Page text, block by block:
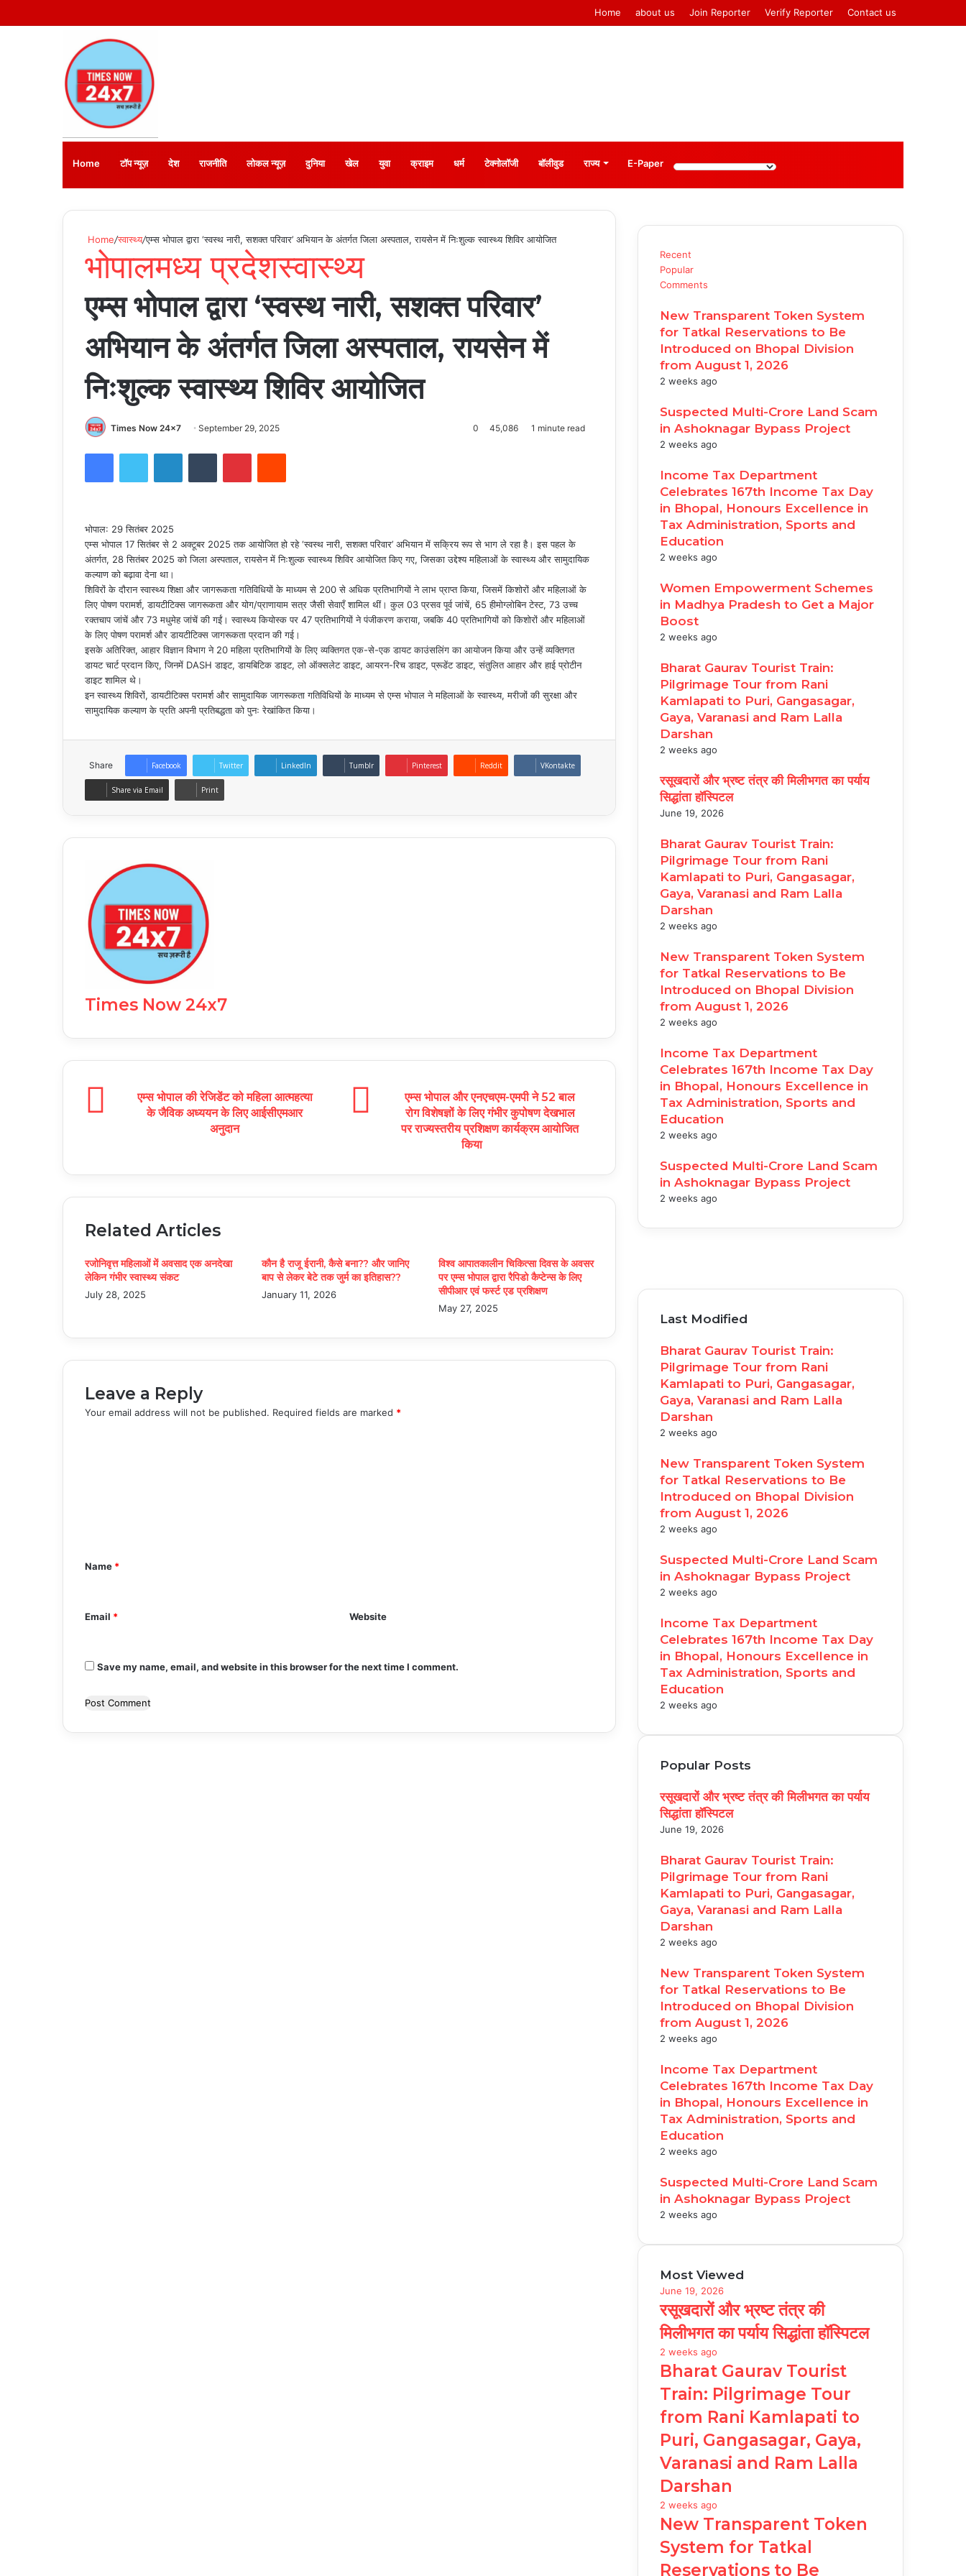
Home about us Join Reporter Verify Reporter Contact us
Home टॉप न्यूज़ देश राजनीति लोकल न्यूज़ दुनिया खेल युवा क्राइम धर्म टेक्नोलॉजी बॉलीवुड राज्य E-Paper
Home/स्वास्थ्य/एम्स भोपाल द्वारा ‘स्वस्थ नारी, सशक्त परिवार’ अभियान के अंतर्गत जिला अस्पताल, रायसेन में निःशुल्क स्वास्थ्य शिविर आयोजित
भोपालमध्य प्रदेशस्वास्थ्य
एम्स भोपाल द्वारा ‘स्वस्थ नारी, सशक्त परिवार’
अभियान के अंतर्गत जिला अस्पताल, रायसेन में
निःशुल्क स्वास्थ्य शिविर आयोजित
Times Now 24x7 September 29, 2025 0 45,086 1 minute read
FacebookTwitter LinkedInTumblr PinterestReddit
भोपाल: 29 सितंबर 2025
एम्स भोपाल 17 सितंबर से 2 अक्टूबर 2025 तक आयोजित हो रहे ‘स्वस्थ नारी, सशक्त परिवार’ अभियान में सक्रिय रूप से भाग ले रहा है। इस पहल के
अंतर्गत, 28 सितंबर 2025 को जिला अस्पताल, रायसेन में निःशुल्क स्वास्थ्य शिविर आयोजित किए गए, जिसका उद्देश्य महिलाओं के स्वास्थ्य और सामुदायिक
कल्याण को बढ़ावा देना था।
शिविरों के दौरान स्वास्थ्य शिक्षा और जागरूकता गतिविधियों के माध्यम से 200 से अधिक प्रतिभागियों ने लाभ प्राप्त किया, जिसमें किशोरों और महिलाओं के
लिए पोषण परामर्श, डायटीटिक्स जागरूकता और योग/प्राणायाम सत्र जैसी सेवाएँ शामिल थीं। कुल 03 प्रसव पूर्व जांचें, 65 हीमोग्लोबिन टेस्ट, 73 उच्च
रक्तचाप जांचें और 73 मधुमेह जांचें की गईं। स्वास्थ्य कियोस्क पर 47 प्रतिभागियों ने पंजीकरण कराया, जबकि 40 प्रतिभागियों को किशोरों और महिलाओं
के लिए पोषण परामर्श और डायटीटिक्स जागरूकता प्रदान की गई।
इसके अतिरिक्त, आहार विज्ञान विभाग ने 20 महिला प्रतिभागियों के लिए व्यक्तिगत एक-से-एक डायट काउंसलिंग का आयोजन किया और उन्हें व्यक्तिगत
डायट चार्ट प्रदान किए, जिनमें DASH डाइट, डायबिटिक डाइट, लो ऑक्सलेट डाइट, आयरन-रिच डाइट, प्रूडेंट डाइट, संतुलित आहार और हाई प्रोटीन
डाइट शामिल थे।
इन स्वास्थ्य शिविरों, डायटीटिक्स परामर्श और सामुदायिक जागरूकता गतिविधियों के माध्यम से एम्स भोपाल ने महिलाओं के स्वास्थ्य, मरीजों की सुरक्षा और
सामुदायिक कल्याण के प्रति अपनी प्रतिबद्धता को पुनः रेखांकित किया।
Share Facebook Twitter LinkedIn Tumblr Pinterest Reddit VKontakte
Share via Email Print
Times Now 24x7
एम्स भोपाल की रेजिडेंट को महिला आत्महत्या
के जैविक अध्ययन के लिए आईसीएमआर
अनुदान
एम्स भोपाल और एनएचएम-एमपी ने 52 बाल
रोग विशेषज्ञों के लिए गंभीर कुपोषण देखभाल
पर राज्यस्तरीय प्रशिक्षण कार्यक्रम आयोजित
किया
Related Articles
रजोनिवृत्त महिलाओं में अवसाद एक अनदेखा
लेकिन गंभीर स्वास्थ्य संकट
July 28, 2025
कौन है राजू ईरानी, कैसे बना?? और जानिए
बाप से लेकर बेटे तक जुर्म का इतिहास??
January 11, 2026
विश्व आपातकालीन चिकित्सा दिवस के अवसर
पर एम्स भोपाल द्वारा रैपिडो कैप्टेन्स के लिए
सीपीआर एवं फर्स्ट एड प्रशिक्षण
May 27, 2025
Leave a Reply
Your email address will not be published. Required fields are marked *
t
Name *
Email * Website
Save my name, email, and website in this browser for the next time I comment.
Recent
Popular
Comments
New Transparent Token System
for Tatkal Reservations to Be
Introduced on Bhopal Division
from August 1, 2026
2 weeks ago
Suspected Multi-Crore Land Scam
in Ashoknagar Bypass Project
2 weeks ago
Income Tax Department
Celebrates 167th Income Tax Day
in Bhopal, Honours Excellence in
Tax Administration, Sports and
Education
2 weeks ago
Women Empowerment Schemes
in Madhya Pradesh to Get a Major
Boost
2 weeks ago
Bharat Gaurav Tourist Train:
Pilgrimage Tour from Rani
Kamlapati to Puri, Gangasagar,
Gaya, Varanasi and Ram Lalla
Darshan
2 weeks ago
रसूखदारों और भ्रष्ट तंत्र की मिलीभगत का पर्याय
सिद्धांता हॉस्पिटल
June 19, 2026
Bharat Gaurav Tourist Train:
Pilgrimage Tour from Rani
Kamlapati to Puri, Gangasagar,
Gaya, Varanasi and Ram Lalla
Darshan
2 weeks ago
New Transparent Token System
for Tatkal Reservations to Be
Introduced on Bhopal Division
from August 1, 2026
2 weeks ago
Income Tax Department
Celebrates 167th Income Tax Day
in Bhopal, Honours Excellence in
Tax Administration, Sports and
Education
2 weeks ago
Suspected Multi-Crore Land Scam
in Ashoknagar Bypass Project
2 weeks ago
Last Modified
Bharat Gaurav Tourist Train:
Pilgrimage Tour from Rani
Kamlapati to Puri, Gangasagar,
Gaya, Varanasi and Ram Lalla
Darshan
2 weeks ago
New Transparent Token System
for Tatkal Reservations to Be
Introduced on Bhopal Division
from August 1, 2026
2 weeks ago
Suspected Multi-Crore Land Scam
in Ashoknagar Bypass Project
2 weeks ago
Income Tax Department
Celebrates 167th Income Tax Day
in Bhopal, Honours Excellence in
Tax Administration, Sports and
Education
2 weeks ago
Popular Posts
रसूखदारों और भ्रष्ट तंत्र की मिलीभगत का पर्याय
सिद्धांता हॉस्पिटल
June 19, 2026
Bharat Gaurav Tourist Train:
Pilgrimage Tour from Rani
Kamlapati to Puri, Gangasagar,
Gaya, Varanasi and Ram Lalla
Darshan
2 weeks ago
New Transparent Token System
for Tatkal Reservations to Be
Introduced on Bhopal Division
from August 1, 2026
2 weeks ago
Income Tax Department
Celebrates 167th Income Tax Day
in Bhopal, Honours Excellence in
Tax Administration, Sports and
Education
2 weeks ago
Suspected Multi-Crore Land Scam
in Ashoknagar Bypass Project
2 weeks ago
Most Viewed
June 19, 2026
रसूखदारों और भ्रष्ट तंत्र की
मिलीभगत का पर्याय सिद्धांता हॉस्पिटल
2 weeks ago
Bharat Gaurav Tourist
Train: Pilgrimage Tour
from Rani Kamlapati to
Puri, Gangasagar, Gaya,
Varanasi and Ram Lalla
Darshan
2 weeks ago
New Transparent Token
System for Tatkal
Reservations to Be